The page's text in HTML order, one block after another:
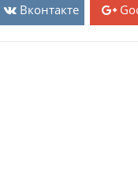
Вконтакте